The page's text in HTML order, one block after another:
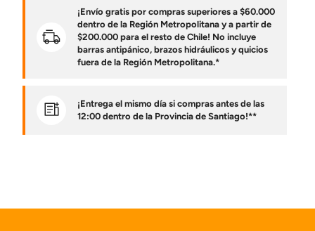
¡Envío gratis por compras superiores a $60.000
dentro de la Región Metropolitana y a partir de
$200.000 para el resto de Chile! No incluye
barras antipánico, brazos hidráulicos y quicios
fuera de la Región Metropolitana.*
¡Entrega el mismo día si compras antes de las
12:00 dentro de la Provincia de Santiago!**